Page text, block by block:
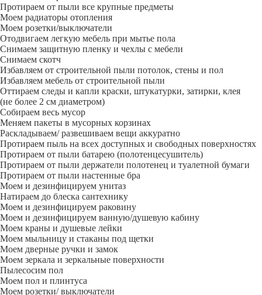
Протираем от пыли все крупные предметы
Моем радиаторы отопления
Моем розетки/выключатели
Отодвигаем легкую мебель при мытье пола
Снимаем защитную пленку и чехлы с мебели
Снимаем скотч
Избавляем от строительной пыли потолок, стены и пол
Избавляем мебель от строительной пыли
Оттираем следы и капли краски, штукатурки, затирки, клея
(не более 2 см диаметром)
Собираем весь мусор
Меняем пакеты в мусорных корзинах
Раскладываем/ развешиваем вещи аккуратно
Протираем пыль на всех доступных и свободных поверхностях
Протираем от пыли батарею (полотенцесушитель)
Протираем от пыли держатели полотенец и туалетной бумаги
Протираем от пыли настенные бра
Моем и дезинфицируем унитаз
Натираем до блеска сантехнику
Моем и дезинфицируем раковину
Моем и дезинфицируем ванную/душевую кабину
Моем краны и душевые лейки
Моем мыльницу и стаканы под щетки
Моем дверные ручки и замок
Моем зеркала и зеркальные поверхности
Пылесосим пол
Моем пол и плинтуса
Моем розетки/ выключатели